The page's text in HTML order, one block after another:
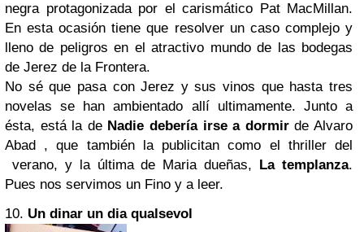
negra protagonizada por el carismático Pat MacMillan.
En esta ocasión tiene que resolver un caso complejo y
lleno de peligros en el atractivo mundo de las bodegas
de Jerez de la Frontera.
No sé que pasa con Jerez y sus vinos que hasta tres
novelas se han ambientado allí ultimamente. Junto a
ésta, está la de Nadie debería irse a dormirde Alvaro
Abad , que también la publicitan como el thriller del
verano, y la última de Maria dueñas, La templanza.
Pues nos servimos un Fino y a leer.
10. Un dinar un dia qualsevol